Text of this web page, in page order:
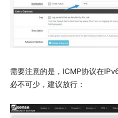
需要注意的是，ICMP协议在
必不可少，建议放行：